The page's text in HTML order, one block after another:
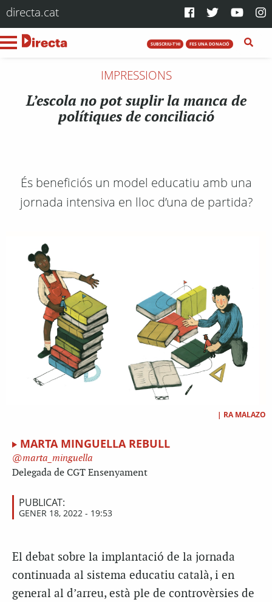
directa.cat
SUBSCRIU-T'HI FES UNA DONACIÓ
IMPRESSIONS
L’escola no pot suplir la manca de
polítiques de conciliació
És beneficiós un model educatiu amb una
jornada intensiva en lloc d’una de partida?
| RA MALAZO
MARTA MINGUELLA REBULL
marta_minguella
Delegada de CGT Ensenyament
PUBLICAT:
GENER 18, 2022 - 19:53
El debat sobre la implantació de la jornada
continuada al sistema educatiu català, i en
general al d’arreu, està ple de controvèrsies de